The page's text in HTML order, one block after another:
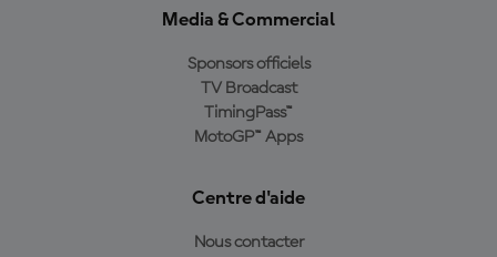
Media & Commercial
Sponsors officiels
TV Broadcast
TimingPass™
MotoGP™ Apps
Centre d'aide
Nous contacter